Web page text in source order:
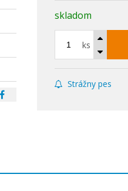
skladom
ks
Strážny pes